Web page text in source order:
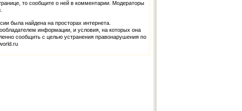
то сообщите о ней в комментарии. Модераторы
была найдена на просторах интернета.
информации, и условия, на которых она
сообщить с целью устранения правонарушения по